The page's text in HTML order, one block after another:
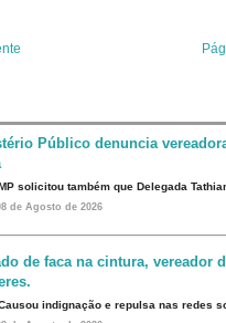
Público denuncia
solicitou também que Delegada
de Agosto de 2026
de faca na cintura, vereador
indignação e repulsa nas redes